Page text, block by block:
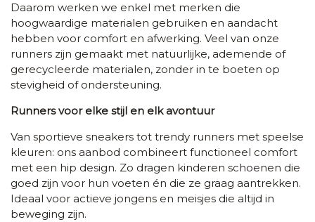
Daarom werken we enkel met merken die
hoogwaardige materialen gebruiken en aandacht
hebben voor comfort en afwerking. Veel van onze
runners zijn gemaakt met natuurlijke, ademende of
gerecycleerde materialen, zonder in te boeten op
stevigheid of ondersteuning.
Runners voor elke stijl en elk avontuur
Van sportieve sneakers tot trendy runners met speelse
kleuren: ons aanbod combineert functioneel comfort
met een hip design. Zo dragen kinderen schoenen die
goed zijn voor hun voeten én die ze graag aantrekken.
Ideaal voor actieve jongens en meisjes die altijd in
beweging zijn.